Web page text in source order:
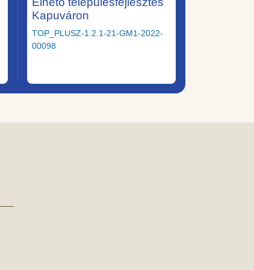
Kapuváron
TOP_PLUSZ-1.2.1-21-GM1-2022-
00098